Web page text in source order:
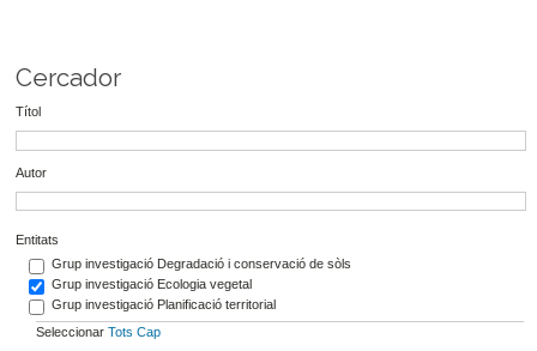
Cercador
Títol
Autor
Entitats
Grup investigació Degradació i conservació de sòls
Grup investigació Ecologia vegetal
Grup investigació Planificació territorial
Seleccionar Tots Cap